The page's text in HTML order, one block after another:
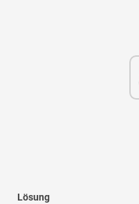
Lösung